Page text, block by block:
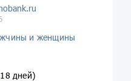
и женщины
дней)